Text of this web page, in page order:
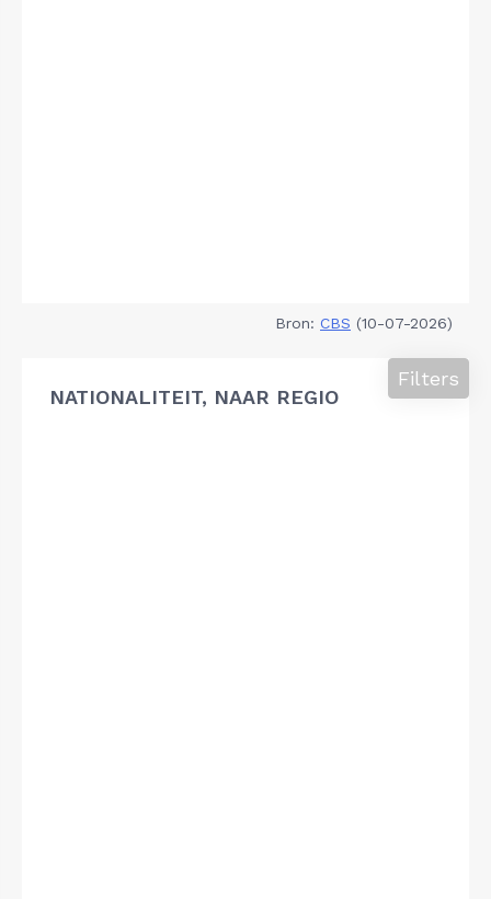
Bron: CBS (10-07-2026)
NATIONALITEIT, NAAR REGIO
Filters